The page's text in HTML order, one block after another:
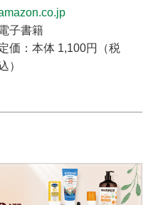
子書籍
価：本体 1,100円（税
）